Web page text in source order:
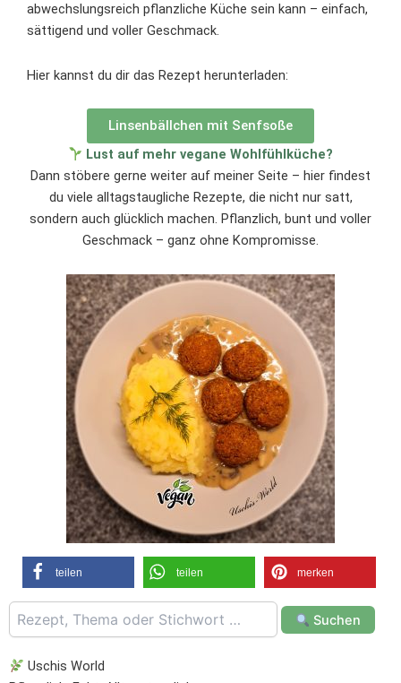
abwechslungsreich pflanzliche Küche sein kann – einfach,
sättigend und voller Geschmack.
Hier kannst du dir das Rezept herunterladen:
Linsenbällchen mit Senfsoße
Lust auf mehr vegane Wohlfühlküche?
Dann stöbere gerne weiter auf meiner Seite – hier findest
du viele alltagstaugliche Rezepte, die nicht nur satt,
sondern auch glücklich machen. Pflanzlich, bunt und voller
Geschmack – ganz ohne Kompromisse.
teilen teilen merken
Suchen
Uschis World